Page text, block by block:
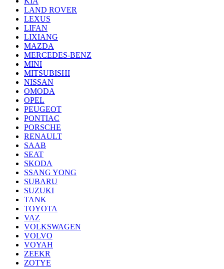
LAND ROVER
LEXUS
LIFAN
LIXIANG
MAZDA
MERCEDES-BENZ
MINI
MITSUBISHI
NISSAN
OMODA
OPEL
PEUGEOT
PONTIAC
PORSCHE
RENAULT
SAAB
SEAT
SKODA
SSANG YONG
SUBARU
SUZUKI
TANK
TOYOTA
VAZ
VOLKSWAGEN
VOLVO
VOYAH
ZEEKR
ZOTYE